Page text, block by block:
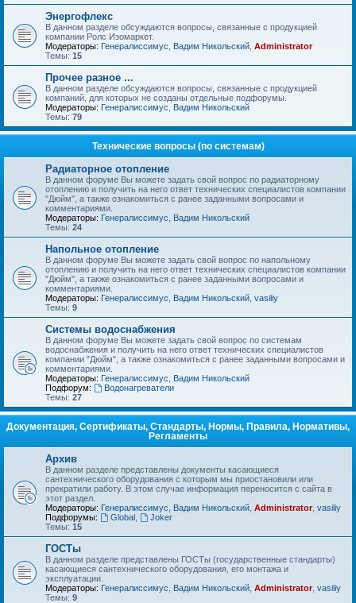
Энергофлекс
В данном разделе обсуждаются вопросы, связанные с продукцией
компании Ролс Изомаркет.
Модераторы: Генералиссимус Вадим Никольский Administrator
Темы: 15
Прочее разное ...
В данном разделе обсуждаются вопросы, связанные с продукцией
компаний, для которых не созданы отдельные подфорумы.
Модераторы: Генералиссимус
Вадим Никольский
Темы: 79
Технические вопросы (по системам)
Радиаторное отопление
В данном форуме Вы можете задать свой вопрос по радиаторному
отоплению и получить на него ответ технических специалистов компании
"Дюйм", а также ознакомиться с ранее заданными вопросами и
комментариями.
Модераторы: Генералиссимус
Вадим Никольский
Темы: 24
Напольное отопление
В данном форуме Вы можете задать свой вопрос по напольному
отоплению и получить на него ответ технических специалистов компании
"Дюйм", а также ознакомиться с ранее заданными вопросами и
комментариями.
Модераторы: Генералиссимус Вадим Никольский vasiliy
Темы: 9
Системы водоснабжения
В данном форуме Вы можете задать свой вопрос по системам
водоснабжения и получить на него ответ технических специалистов
компании "Дюйм", а также ознакомиться с ранее заданными вопросами и
комментариями.
Модераторы: Генералиссимус
Вадим Никольский
Подфорум:
Водонагреватели
Темы: 27
Документация, Сертификаты, Стандарты, Нормы, Правила, Нормативы,
Регламенты
Архив
В данном разделе представлены документы касающиеся
сантехнического оборудования с которым мы приостановили или
прекратили работу. В этом случае информация переносится с сайта в
этот раздел.
Модераторы: Генералиссимус Вадим Никольский Administrator, vasiliy
Подфорумы:
Global,
Joker
Темы: 15
ГОСТы
В данном разделе представлены ГОСТы (государственные стандарты)
касающиеся сантехнического оборудования, его монтажа и
эксплуатации.
Модераторы: Генералиссимус Вадим Никольский Administrator, vasiliy
Темы: 9